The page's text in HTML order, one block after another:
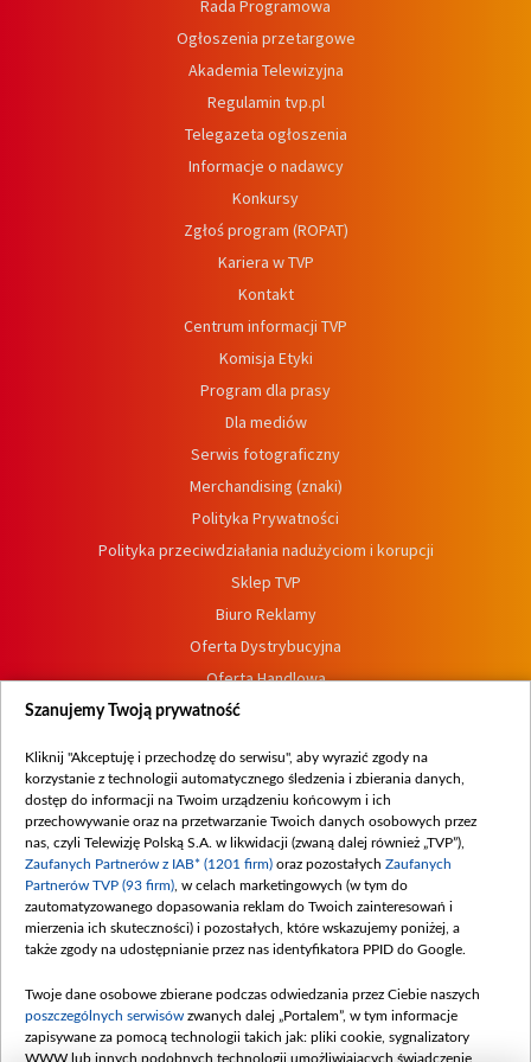
Rada Programowa
Ogłoszenia przetargowe
Akademia Telewizyjna
Regulamin tvp.pl
Telegazeta ogłoszenia
Informacje o nadawcy
Konkursy
Zgłoś program (ROPAT)
Kariera w TVP
Kontakt
Centrum informacji TVP
Komisja Etyki
Program dla prasy
Dla mediów
Serwis fotograficzny
Merchandising (znaki)
Polityka Prywatności
Polityka przeciwdziałania nadużyciom i korupcji
Sklep TVP
Biuro Reklamy
Oferta Dystrybucyjna
Oferta Handlowa
Dostępność
Procedura zgłoszeń wewnętrznych
Szanujemy Twoją prywatność
Kliknij "Akceptuję i przechodzę do serwisu", aby wyrazić zgody na
korzystanie z technologii automatycznego śledzenia i zbierania danych,
dostęp do informacji na Twoim urządzeniu końcowym i ich
przechowywanie oraz na przetwarzanie Twoich danych osobowych przez
nas, czyli Telewizję Polską S.A. w likwidacji (zwaną dalej również „TVP”),
Zaufanych Partnerów z IAB* (1201 firm) oraz pozostałych Zaufanych
Partnerów TVP (93 firm) , w celach marketingowych (w tym do
zautomatyzowanego dopasowania reklam do Twoich zainteresowań i
mierzenia ich skuteczności) i pozostałych, które wskazujemy poniżej, a
także zgody na udostępnianie przez nas identyfikatora PPID do Google.
Twoje dane osobowe zbierane podczas odwiedzania przez Ciebie naszych
poszczególnych serwisów zwanych dalej „Portalem”, w tym informacje
zapisywane za pomocą technologii takich jak: pliki cookie, sygnalizatory
WWW lub innych podobnych technologii umożliwiających świadczenie